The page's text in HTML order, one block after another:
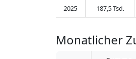
2025
187,5 Tsd.
Monatlicher